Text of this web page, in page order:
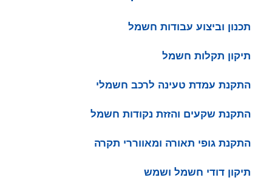
תכנון וביצוע עבודות חשמל
תיקון תקלות חשמל
התקנת עמדת טעינה לרכב חשמלי
התקנת שקעים והזזת נקודות חשמל
התקנת גופי תאורה ומאווררי תקרה
תיקון דודי חשמל ושמש